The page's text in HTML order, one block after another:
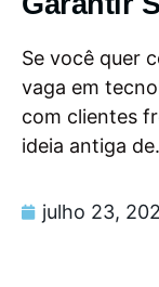
Se você quer
vaga em
com clientes
ideia antiga
julho 23,